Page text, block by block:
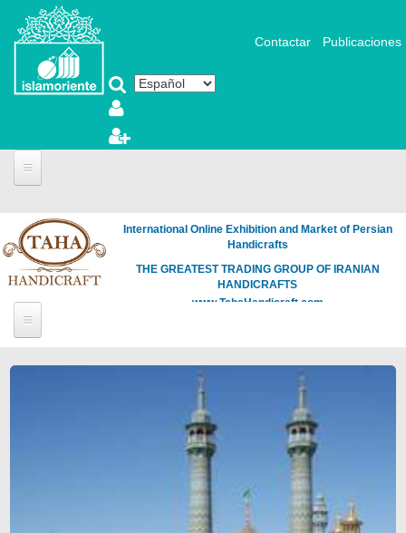
Pasar al contenido principal
Contactar Publicaciones
Fotografía y Arte
Videos
Articles
Noticias
Biblioteca
International Online Exhibition and Market of Persian
Handicrafts
THE GREATEST TRADING GROUP OF IRANIAN
HANDICRAFTS
www.TahaHandicraft.com